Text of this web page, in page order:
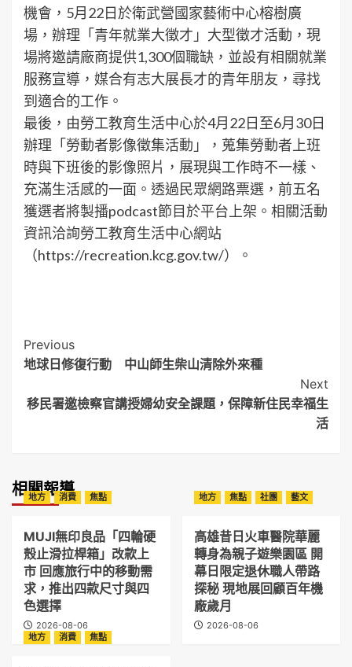
機會，5月22日於衛武營國家藝術中心榕樹廣
場，辦理「青年就業大徵才」大型徵才活動，現
場將邀請廠商提供1,300個職缺，並設有相關就業
服務宣導，媒合有志大展長才的青年朋友，尋找
到適合的工作。
最後，由勞工教育生活中心於4月22日至6月30日
辦理「勞動者影像徵集活動」，蒐集勞動者上班
時與下班後的影像照片，展現與工作時不一樣、
充滿生活感的一面。透過民眾網路票選，前五名
獲選者將製播podcast節目於平台上架。相關活動
資訊洽詢勞工教育生活中心網站
（https://recreation.kcg.gov.tw/）。
Post
Navigation
Previous
地球日修復行動 中山師生柴山清除外來種
Next
移民署邀檢察官講授婦幼安全課題，保障新住民幸福生
活
相關報導
地方 消費 焦點
MUJI無印良品「四輪硬
殼止滑拉桿箱」改款上
市 回應旅行中的移動需
求，推出四款尺寸與四
色選擇
2026-08-06
地方 焦點 社團 藝文
高雄昔日火車醫院華麗
轉身為親子遊樂園區 開
幕日限定退休職人帶路
探秘 現地展回顧百年機
廠歲月
2026-08-06
地方
消費 焦點